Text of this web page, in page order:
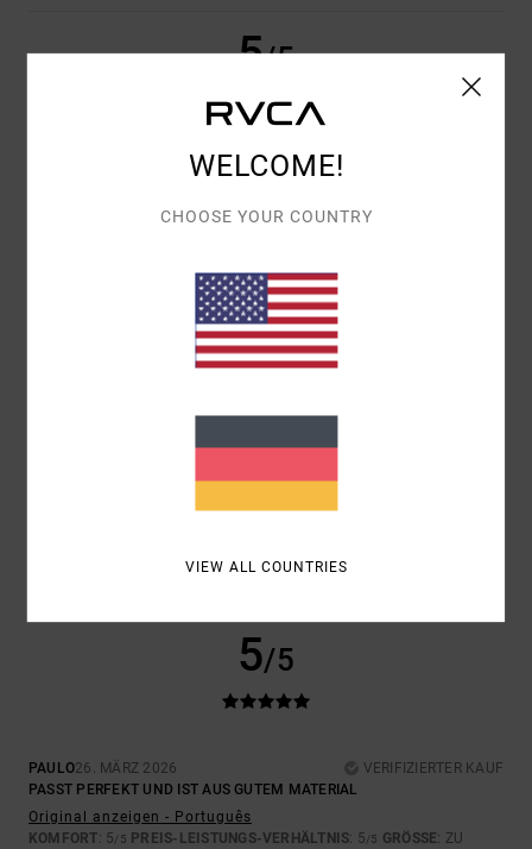
5/5
28. APRIL 2026
Original anzeigen - Français
ICH EMPFEHLE DIESES PRODUKT
1/5
ES IN DER ABGEBILDETEN FARBE BESTELLT, ABER ES IST GRÜN?
PREIS-LEISTUNGS-VERHÄLTNIS
5/5
PAULO26. MÄRZ 2026
VERIFIZIERTER KAUF
PASST PERFEKT UND IST AUS GUTEM MATERIAL
Original anzeigen - Português
KOMFORT: 5/5 PREIS-LEISTUNGS-VERHÄLTNIS: 5/5 GRÖSSE : ZU
WELCOME!
CHOOSE YOUR COUNTRY
VIEW ALL COUNTRIES